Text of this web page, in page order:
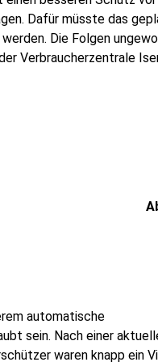
Dafür müsste das
Die Folgen
Verbraucherzentrale
automatische
sein. Nach einer
waren knapp ein